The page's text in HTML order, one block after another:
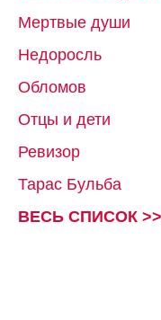
Мертвые души
Недоросль
Обломов
Отцы и дети
Ревизор
Тарас Бульба
ВЕСЬ СПИСОК